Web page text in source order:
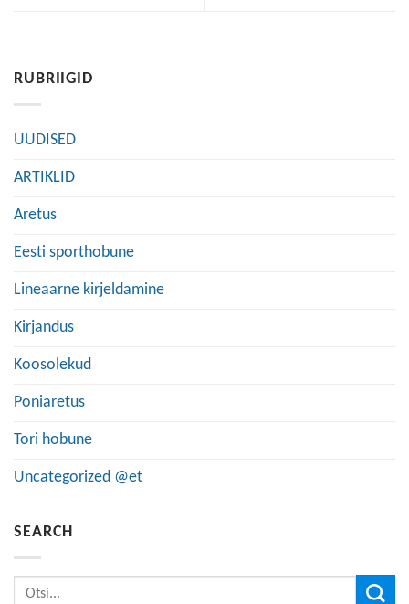
RUBRIIGID
UUDISED
ARTIKLID
Aretus
Eesti sporthobune
Lineaarne kirjeldamine
Kirjandus
Koosolekud
Poniaretus
Tori hobune
Uncategorized @et
SEARCH